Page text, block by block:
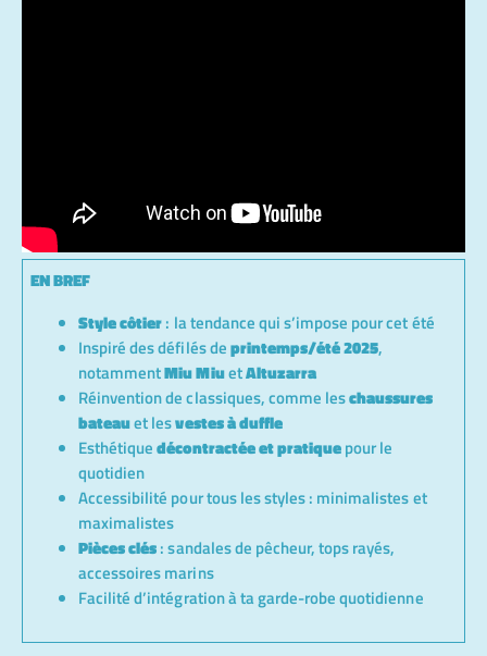
EN BREF
Style côtier: la tendance qui s’impose pour cet été
Inspiré des défilés deprintemps/été 2025,
notammentMiu MiuetAltuzarra
Réinvention de classiques, comme leschaussures
bateauet lesvestes à duffle
Esthétiquedécontractée et pratiquepour le
quotidien
Accessibilité pour tous les styles : minimalistes et
maximalistes
Pièces clés: sandales de pêcheur, tops rayés,
accessoires marins
Facilité d’intégration à ta garde-robe quotidienne